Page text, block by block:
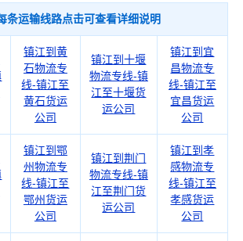
条运输线路点击可查看详细说明
镇江到黄
石物流专
线-镇江至
黄石货运
公司
镇江到十堰
物流专线-镇
江至十堰货
运公司
镇江到宜
昌物流专
线-镇江至
宜昌货运
公司
镇江到鄂
州物流专
线-镇江至
鄂州货运
公司
镇江到荆门
物流专线-镇
江至荆门货
运公司
镇江到孝
感物流专
线-镇江至
孝感货运
公司